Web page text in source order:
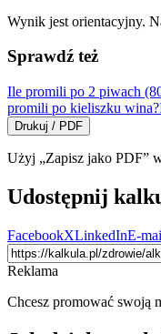
Wynik jest orientacyjny.
Sprawdź też
Ile promili po 2 piwach
promili po kieliszku wina?
Drukuj / PDF
Użyj „Zapisz jako PDF”
Udostępnij
FacebookXLinkedInE-
Reklama
Chcesz promować swoją